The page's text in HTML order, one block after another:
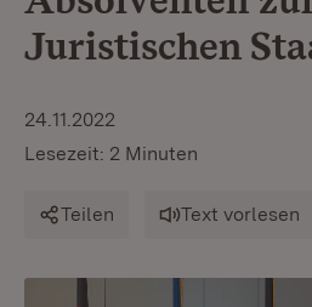
Juristischen
24.11.2022
Lesezeit: 2 Minuten
Teilen Text vorlesen